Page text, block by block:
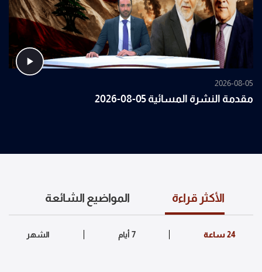
2026-08-05
مقدمة النشرة المسائية 05-08-2026
الأكثر قراءة المواضيع الشائعة